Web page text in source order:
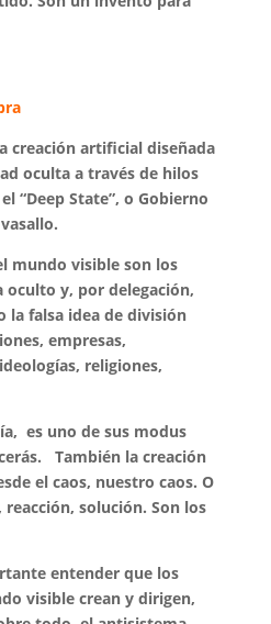
creación artificial diseñada
oculta a través de hilos
“Deep State”, o Gobierno
mundo visible son los
y, por delegación,
la falsa idea de división
empresas,
religiones,
es uno de sus modus
También la creación
el caos, nuestro caos. O
solución. Son los
entender que los
visible crean y dirigen,